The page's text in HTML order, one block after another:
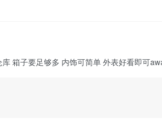
箱子要足够多 内饰可简单 外表好看即可